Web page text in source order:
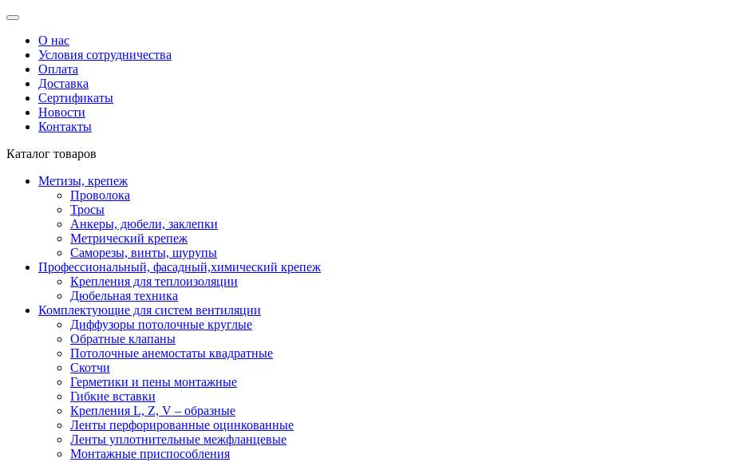
О нас
Условия сотрудничества
Оплата
Доставка
Сертификаты
Новости
Контакты
Каталог товаров
Метизы, крепеж
Проволока
Тросы
Анкеры, дюбели, заклепки
Метрический крепеж
Саморезы, винты, шурупы
Профессиональный, фасадный,химический крепеж
Крепления для теплоизоляции
Дюбельная техника
Комплектующие для систем вентиляции
Диффузоры потолочные круглые
Обратные клапаны
Потолочные анемостаты квадратные
Скотчи
Герметики и пены монтажные
Гибкие вставки
Крепления L, Z, V – образные
Ленты перфорированные оцинкованные
Ленты уплотнительные межфланцевые
Монтажные приспособления